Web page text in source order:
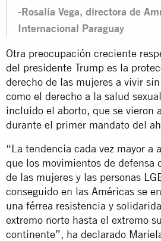
-Rosalía Vega, directora de
Internacional Paraguay
Otra preocupación creciente
del presidente Trump es la
derecho de las mujeres a vivir
como el derecho a la salud
incluido el aborto, que se vieron
durante el primer mandato del
“La tendencia cada vez mayor a
que los movimientos de defensa
de las mujeres y las personas
conseguido en las Américas se
una férrea resistencia y
extremo norte hasta el extremo
continente”, ha declarado